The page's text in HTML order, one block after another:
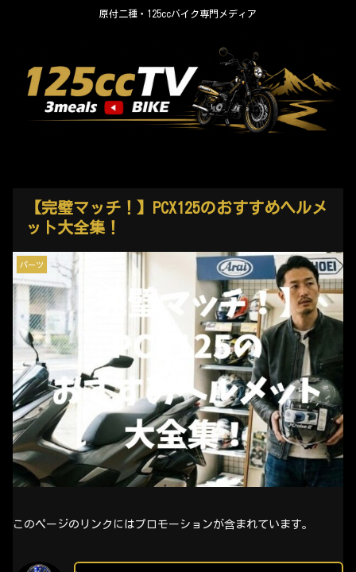
原付二種・125ccバイク専門メディア
【完璧マッチ！】PCX125のおすすめヘルメ
ット大全集！
パーツ
このページのリンクにはプロモーションが含まれています。